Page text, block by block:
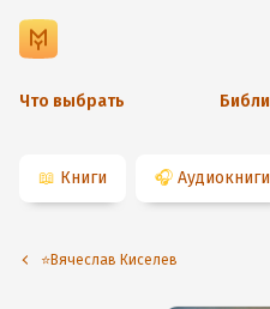
Что выбрать
📖 Книги 🎧 Аудиокниги
⭐️Вячеслав Киселев